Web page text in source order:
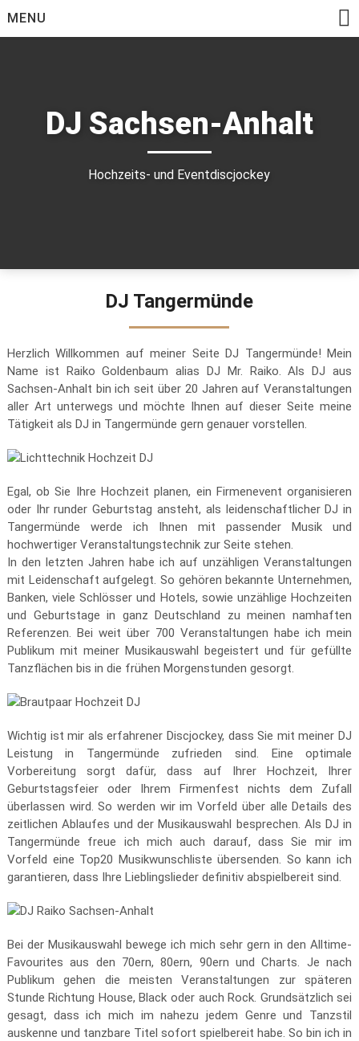
toMENU
DJ Sachsen-Anhalt
Hochzeits- und Eventdiscjockey
DJ Tangermünde
Herzlich Willkommen auf meiner Seite DJ Tangermünde! Mein
Name ist Raiko Goldenbaum alias DJ Mr. Raiko. Als DJ aus
Sachsen-Anhalt bin ich seit über 20 Jahren auf Veranstaltungen
aller Art unterwegs und möchte Ihnen auf dieser Seite meine
Tätigkeit als DJ in Tangermünde gern genauer vorstellen.
Egal, ob Sie Ihre Hochzeit planen, ein Firmenevent organisieren
oder Ihr runder Geburtstag ansteht, als leidenschaftlicher DJ in
Tangermünde werde ich Ihnen mit passender Musik und
hochwertiger Veranstaltungstechnik zur Seite stehen.
In den letzten Jahren habe ich auf unzähligen Veranstaltungen
mit Leidenschaft aufgelegt. So gehören bekannte Unternehmen,
Banken, viele Schlösser und Hotels, sowie unzählige Hochzeiten
und Geburtstage in ganz Deutschland zu meinen namhaften
Referenzen. Bei weit über 700 Veranstaltungen habe ich mein
Publikum mit meiner Musikauswahl begeistert und für gefüllte
Tanzflächen bis in die frühen Morgenstunden gesorgt.
Wichtig ist mir als erfahrener Discjockey, dass Sie mit meiner DJ
Leistung in Tangermünde zufrieden sind. Eine optimale
Vorbereitung sorgt dafür, dass auf Ihrer Hochzeit, Ihrer
Geburtstagsfeier oder Ihrem Firmenfest nichts dem Zufall
überlassen wird. So werden wir im Vorfeld über alle Details des
zeitlichen Ablaufes und der Musikauswahl besprechen. Als DJ in
Tangermünde freue ich mich auch darauf, dass Sie mir im
Vorfeld eine Top20 Musikwunschliste übersenden. So kann ich
garantieren, dass Ihre Lieblingslieder definitiv abspielbereit sind.
Bei der Musikauswahl bewege ich mich sehr gern in den Alltime-
Favourites aus den 70ern, 80ern, 90ern und Charts. Je nach
Publikum gehen die meisten Veranstaltungen zur späteren
Stunde Richtung House, Black oder auch Rock. Grundsätzlich sei
gesagt, dass ich mich im nahezu jedem Genre und Tanzstil
auskenne und tanzbare Titel sofort spielbereit habe. So bin ich in